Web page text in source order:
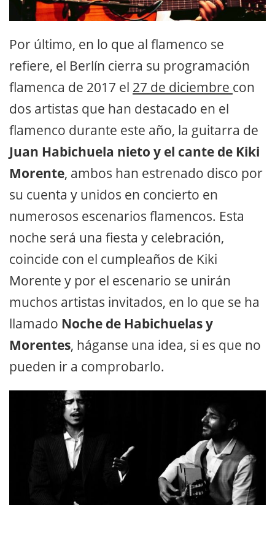
Por último, en lo que al flamenco se
refiere, el Berlín cierra su programación
flamenca de 2017 el 27 de diciembre con
dos artistas que han destacado en el
flamenco durante este año, la guitarra de
Juan Habichuela nieto y el cante de Kiki
Morente, ambos han estrenado disco por
su cuenta y unidos en concierto en
numerosos escenarios flamencos. Esta
noche será una fiesta y celebración,
coincide con el cumpleaños de Kiki
Morente y por el escenario se unirán
muchos artistas invitados, en lo que se ha
llamado Noche de Habichuelas y
Morentes, háganse una idea, si es que no
pueden ir a comprobarlo.